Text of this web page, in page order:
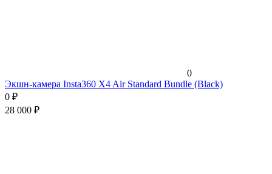
0
Экшн-камера Insta360 X4 Air Standard Bundle (Black)
0 ₽
28 000 ₽